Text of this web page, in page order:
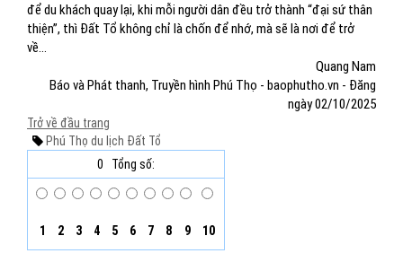
để du khách quay lại, khi mỗi người dân đều trở thành “đại sứ thân
thiện”, thì Đất Tổ không chỉ là chốn để nhớ, mà sẽ là nơi để trở
về...
Quang Nam
Báo và Phát thanh, Truyền hình Phú Thọ - baophutho.vn - Đăng
ngày 02/10/2025
Trở về đầu trang
Phú Thọ du lịch Đất Tổ
0
Tổng số:
1 2 3 4 5 6 7 8 9 10